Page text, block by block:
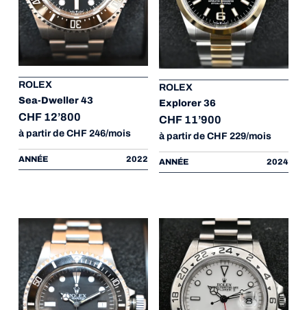
ROLEX
Sea-Dweller 43
CHF 12’800
à partir de CHF 246/mois
ANNÉE 2022
ROLEX
Explorer 36
CHF 11’900
à partir de CHF 229/mois
ANNÉE 2024